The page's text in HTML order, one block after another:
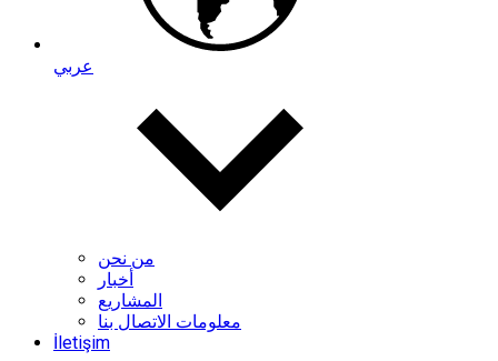
عربي
من نحن
أخبار
المشاريع
معلومات الاتصال بنا
İletişim